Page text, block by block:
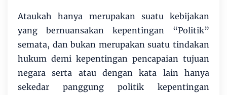
Ataukah hanya merupakan suatu kebijakan
yang bernuansakan kepentingan “Politik”
semata, dan bukan merupakan suatu tindakan
hukum demi kepentingan pencapaian tujuan
negara serta atau dengan kata lain hanya
sekedar panggung politik kepentingan